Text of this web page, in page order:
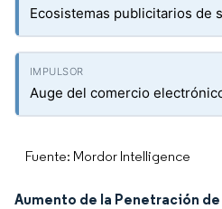
Ecosistemas publicitarios de
Auge del comercio
Fuente: Mordor Intelligence
Aumento de la Penetración de